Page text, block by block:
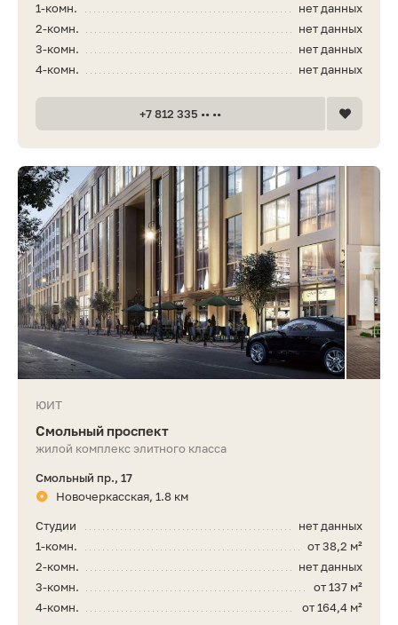
нет данных
1-комн.
нет данных
2-комн.
нет данных
3-комн.
нет данных
4-комн.
+7 812 335 •• ••
ЮИТ
Смольный проспект
жилой комплекс элитного класса
Смольный пр., 17
Новочеркасская, 1.8 км
нет данных
Студии
от 38,2 м²
1-комн.
нет данных
2-комн.
от 137 м²
3-комн.
от 164,4 м²
4-комн.